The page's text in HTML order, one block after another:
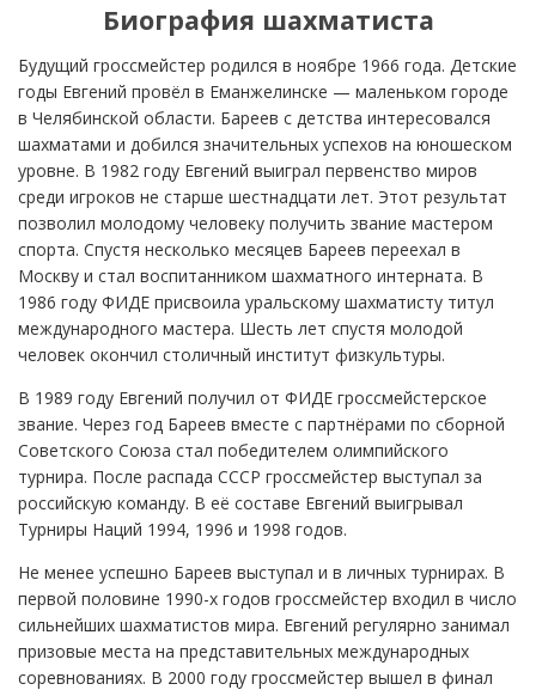
Биография шахматиста
Будущий гроссмейстер родился в ноябре 1966 года. Детские
годы Евгений провёл в Еманжелинске — маленьком городе
в Челябинской области. Бареев с детства интересовался
шахматами и добился значительных успехов на юношеском
уровне. В 1982 году Евгений выиграл первенство миров
среди игроков не старше шестнадцати лет. Этот результат
позволил молодому человеку получить звание мастером
спорта. Спустя несколько месяцев Бареев переехал в
Москву и стал воспитанником шахматного интерната. В
1986 году ФИДЕ присвоила уральскому шахматисту титул
международного мастера. Шесть лет спустя молодой
человек окончил столичный институт физкультуры.
В 1989 году Евгений получил от ФИДЕ гроссмейстерское
звание. Через год Бареев вместе с партнёрами по сборной
Советского Союза стал победителем олимпийского
турнира. После распада СССР гроссмейстер выступал за
российскую команду. В её составе Евгений выигрывал
Турниры Наций 1994, 1996 и 1998 годов.
Не менее успешно Бареев выступал и в личных турнирах. В
первой половине 1990-х годов гроссмейстер входил в число
сильнейших шахматистов мира. Евгений регулярно занимал
призовые места на представительных международных
соревнованиях. В 2000 году гроссмейстер вышел в финал